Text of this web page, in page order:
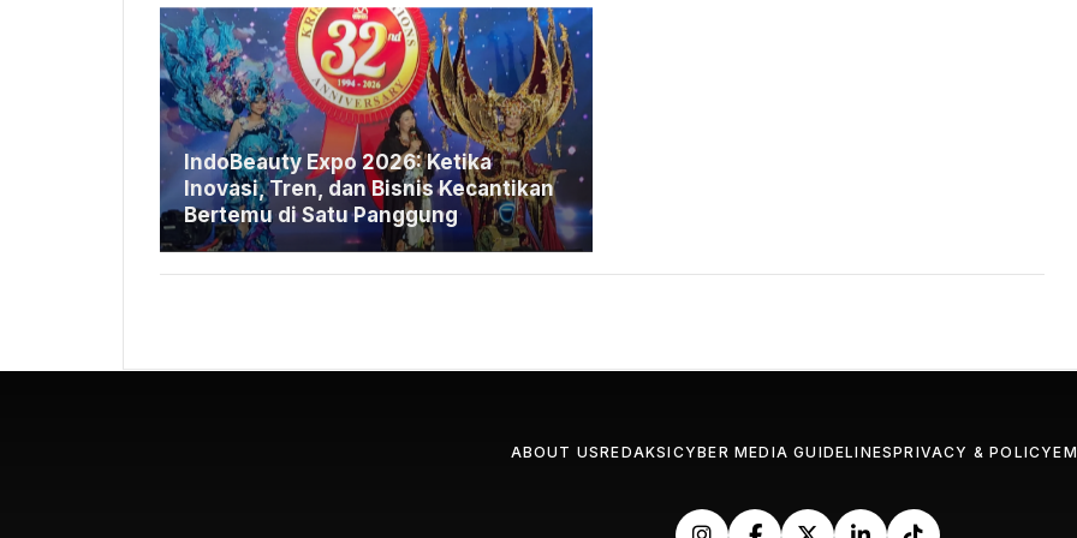
IndoBeauty Expo 2026: Ketika
Inovasi, Tren, dan Bisnis Kecantikan
Bertemu di Satu Panggung
ABOUT USREDAKSI CYBER MEDIA GUIDELINESPRIVACY & POLICY